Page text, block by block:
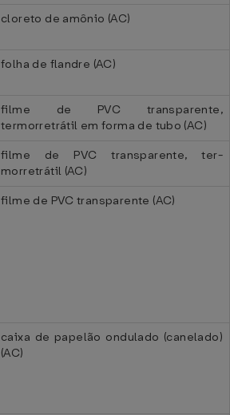
cloreto de amônio (AC)
folha de flandre (AC)
filme de PVC transparente,
termorretrátil em forma de tubo (AC)
filme de PVC transparente, ter-
morretrátil (AC)
filme de PVC transparente (AC)
caixa de papelão ondulado (canelado)
(AC)